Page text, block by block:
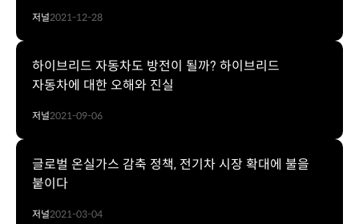
저널2021-12-28
하이브리드 자동차도 방전이 될까? 하이브리드
자동차에 대한 오해와 진실
저널2021-09-06
글로벌 온실가스 감축 정책, 전기차 시장 확대에 불을
붙이다
저널2021-03-04